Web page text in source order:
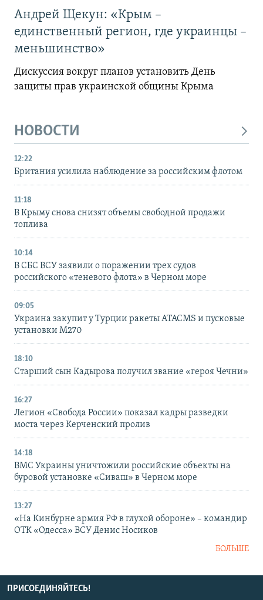
Андрей Щекун: «Крым –
единственный регион, где украинцы –
меньшинство»
Дискуссия вокруг планов установить День
защиты прав украинской общины Крыма
НОВОСТИ
12:22
Британия усилила наблюдение за российским флотом
11:18
В Крыму снова снизят объемы свободной продажи
топлива
10:14
В СБС ВСУ заявили о поражении трех судов
российского «теневого флота» в Черном море
09:05
Украина закупит у Турции ракеты ATACMS и пусковые
установки M270
18:10
Старший сын Кадырова получил звание «героя Чечни»
16:27
Легион «Свобода России» показал кадры разведки
моста через Керченский пролив
14:18
ВМС Украины уничтожили российские объекты на
буровой установке «Сиваш» в Черном море
13:27
«На Кинбурне армия РФ в глухой обороне» – командир
ОТК «Одесса» ВСУ Денис Носиков
БОЛЬШЕ
ПРИСОЕДИНЯЙТЕСЬ!